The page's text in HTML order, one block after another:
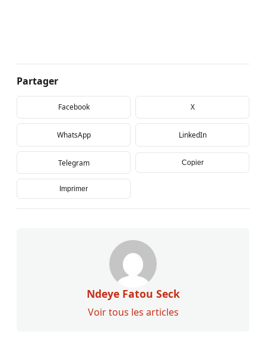
Partager
Facebook X
WhatsApp LinkedIn
Telegram Copier
Imprimer
Ndeye Fatou Seck
Voir tous les articles